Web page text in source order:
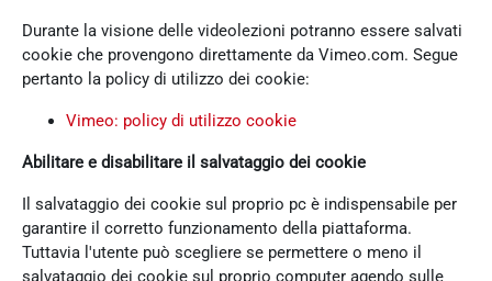
Durante la visione delle videolezioni potranno essere salvati
cookie che provengono direttamente da Vimeo.com. Segue
pertanto la policy di utilizzo dei cookie:
Vimeo: policy di utilizzo cookie
Abilitare e disabilitare il salvataggio dei cookie
Il salvataggio dei cookie sul proprio pc è indispensabile per
garantire il corretto funzionamento della piattaforma.
Tuttavia l'utente può scegliere se permettere o meno il
salvataggio dei cookie sul proprio computer agendo sulle